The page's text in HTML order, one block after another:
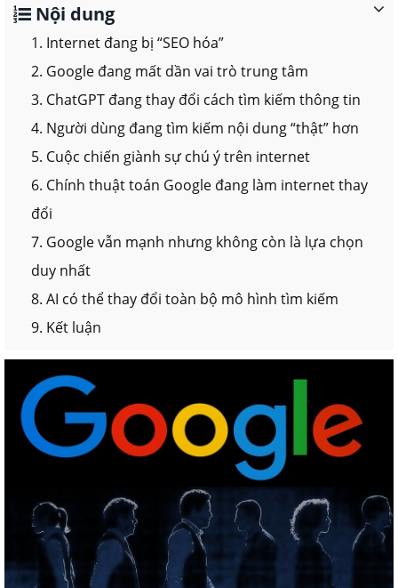
Nội dung
1. Internet đang bị “SEO hóa”
2. Google đang mất dần vai trò trung tâm
3. ChatGPT đang thay đổi cách tìm kiếm thông tin
4. Người dùng đang tìm kiếm nội dung “thật” hơn
5. Cuộc chiến giành sự chú ý trên internet
6. Chính thuật toán Google đang làm internet thay
đổi
7. Google vẫn mạnh nhưng không còn là lựa chọn
duy nhất
8. AI có thể thay đổi toàn bộ mô hình tìm kiếm
9. Kết luận